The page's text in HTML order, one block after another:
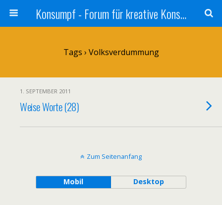
Konsumpf - Forum für kreative Konsumkritik - Culture Jamming, Nachhaltigkeit, Konzernkritik, Adbusting
Tags › Volksverdummung
1. SEPTEMBER 2011
Weise Worte (28)
Zum Seitenanfang
Mobil Desktop